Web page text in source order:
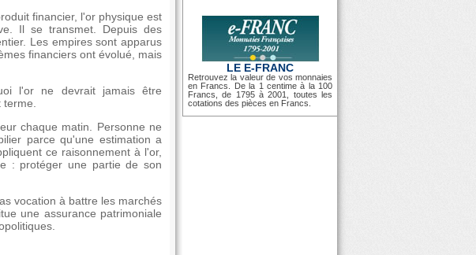
financier, l'or physique est
Il se transmet. Depuis des
Les empires sont apparus
financiers ont évolué, mais
l'or ne devrait jamais être
chaque matin. Personne ne
parce qu'une estimation a
ce raisonnement à l'or,
: protéger une partie de son
vocation à battre les marchés
une assurance patrimoniale
LE E-FRANC
Retrouvez la valeur de vos monnaies
en Francs. De la 1 centime à la 100
Francs, de 1795 à 2001, toutes les
cotations des pièces en Francs.